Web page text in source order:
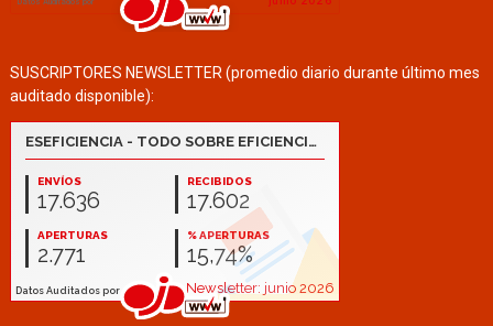
SUSCRIPTORES NEWSLETTER (promedio diario durante último mes
auditado disponible):